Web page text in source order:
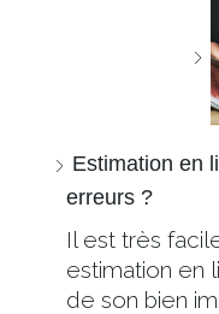
Estimation en
erreurs ?
Il est très
estimation en
de son bien